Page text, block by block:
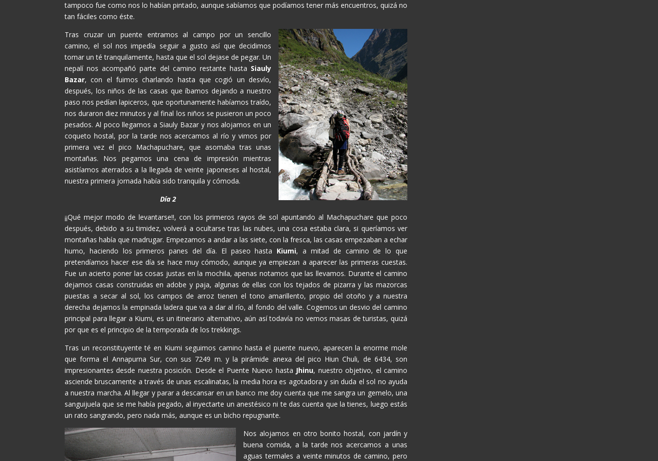
tampoco fue como nos lo habían pintado, aunque sabíamos que podíamos tener más encuentros, quizá no
tan fáciles como éste.
Tras cruzar un puente entramos al campo por un sencillo
camino, el sol nos impedía seguir a gusto así que decidimos
tomar un té tranquilamente, hasta que el sol dejase de pegar. Un
nepalí nos acompañó parte del camino restante hasta Siauly
Bazar, con el fuimos charlando hasta que cogió un desvío,
después, los niños de las casas que íbamos dejando a nuestro
paso nos pedían lapiceros, que oportunamente habíamos traído,
nos duraron diez minutos y al final los niños se pusieron un poco
pesados. Al poco llegamos a Siauly Bazar y nos alojamos en un
coqueto hostal, por la tarde nos acercamos al río y vimos por
primera vez el pico Machapuchare, que asomaba tras unas
montañas. Nos pegamos una cena de impresión mientras
asistíamos aterrados a la llegada de veinte japoneses al hostal,
nuestra primera jornada había sido tranquila y cómoda.
Día 2
¡¡Qué mejor modo de levantarse!!, con los primeros rayos de sol apuntando al Machapuchare que poco
después, debido a su timidez, volverá a ocultarse tras las nubes, una cosa estaba clara, si queríamos ver
montañas había que madrugar. Empezamos a andar a las siete, con la fresca, las casas empezaban a echar
humo, haciendo los primeros panes del día. El paseo hasta Kiumi, a mitad de camino de lo que
pretendíamos hacer ese día se hace muy cómodo, aunque ya empiezan a aparecer las primeras cuestas.
Fue un acierto poner las cosas justas en la mochila, apenas notamos que las llevamos. Durante el camino
dejamos casas construidas en adobe y paja, algunas de ellas con los tejados de pizarra y las mazorcas
puestas a secar al sol, los campos de arroz tienen el tono amarillento, propio del otoño y a nuestra
derecha dejamos la empinada ladera que va a dar al río, al fondo del valle. Cogemos un desvio del camino
principal para llegar a Kiumi, es un itinerario alternativo, aún así todavía no vemos masas de turistas, quizá
por que es el principio de la temporada de los trekkings.
Tras un reconstituyente té en Kiumi seguimos camino hasta el puente nuevo, aparecen la enorme mole
que forma el Annapurna Sur, con sus 7249 m. y la pirámide anexa del pico Hiun Chuli, de 6434, son
impresionantes desde nuestra posición. Desde el Puente Nuevo hasta Jhinu, nuestro objetivo, el camino
asciende bruscamente a través de unas escalinatas, la media hora es agotadora y sin duda el sol no ayuda
a nuestra marcha. Al llegar y parar a descansar en un banco me doy cuenta que me sangra un gemelo, una
sanguijuela que se me había pegado, al inyectarte un anestésico ni te das cuenta que la tienes, luego estás
un rato sangrando, pero nada más, aunque es un bicho repugnante.
Nos alojamos en otro bonito hostal, con jardín y
buena comida, a la tarde nos acercamos a unas
aguas termales a veinte minutos de camino, pero